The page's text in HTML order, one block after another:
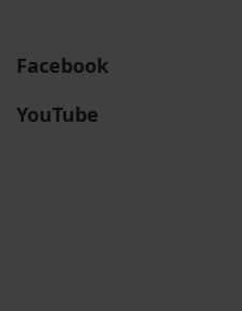
Facebook
YouTube